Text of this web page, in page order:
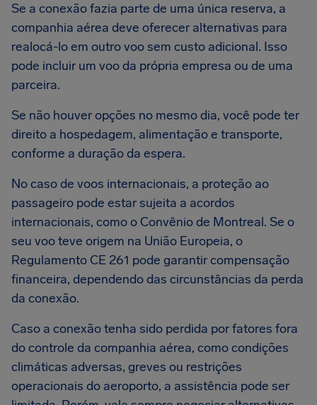
Se a conexão fazia parte de uma única reserva, a
companhia aérea deve oferecer alternativas para
realocá-lo em outro voo sem custo adicional. Isso
pode incluir um voo da própria empresa ou de uma
parceira.
Se não houver opções no mesmo dia, você pode ter
direito a hospedagem, alimentação e transporte,
conforme a duração da espera.
No caso de voos internacionais, a proteção ao
passageiro pode estar sujeita a acordos
internacionais, como o Convênio de Montreal. Se o
seu voo teve origem na União Europeia, o
Regulamento CE 261 pode garantir compensação
financeira, dependendo das circunstâncias da perda
da conexão.
Caso a conexão tenha sido perdida por fatores fora
do controle da companhia aérea, como condições
climáticas adversas, greves ou restrições
operacionais do aeroporto, a assistência pode ser